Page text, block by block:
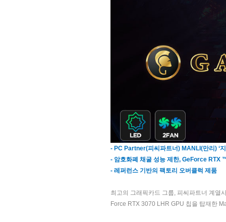
- PC Partner(피씨파트너) MANLI(만리) ‘
- 암호화폐 채굴 성능 제한, GeForce RTX
- 레퍼런스 기반의 팩토리 오버클럭 제품
최고의 그래픽카드 그룹, 피씨파트너 계열
Force RTX 3070 LHR GPU 칩을 탑재한